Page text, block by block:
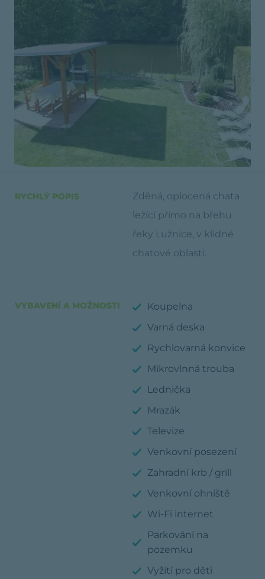
RYCHLÝ POPIS
Zděná, oplocená chata
ležící přímo na břehu
řeky Lužnice, v klidné
chatové oblasti.
VYBAVENÍ A MOŽNOSTI
Koupelna
Varná deska
Rychlovarná konvice
Mikrovlnná trouba
Lednička
Mrazák
Televize
Venkovní posezení
Zahradní krb / grill
Venkovní ohniště
Wi-Fi internet
Parkování na
pozemku
Vyžití pro děti